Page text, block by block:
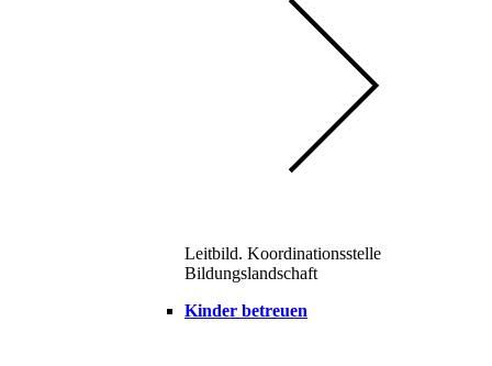
Leitbild. Koordinationsstelle
Bildungslandschaft
Kinder betreuen